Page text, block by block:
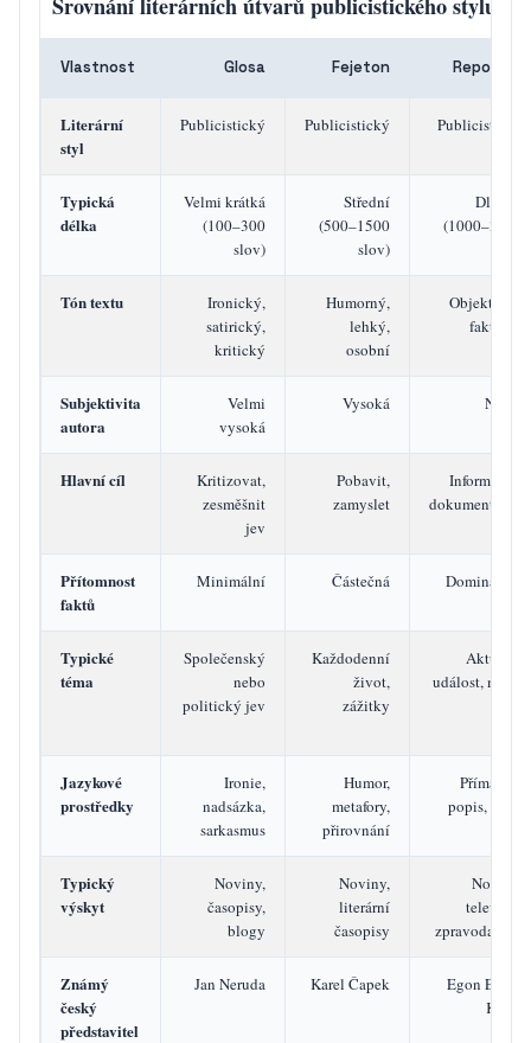
Vlastnost Glosa Fejeton Reportáž
Literární
styl
Publicistický Publicistický Publicistický
Typická
délka
Velmi krátká
(100–300
slov)
Střední
(500–1500
slov)
Dlouhá
(1000–3000
Tón textu
Ironický,
satirický,
kritický
Humorný,
lehký,
osobní
Objektivní,
faktický
Subjektivita
autora
Velmi
vysoká
Vysoká Nízká
Hlavní cíl
Kritizovat,
zesměšnit
jev
Pobavit,
zamyslet
Informovat,
dokumentovat
Přítomnost
faktů
Minimální Částečná Dominantní
Typické
téma
Společenský
nebo
politický jev
Každodenní
život,
zážitky
Aktuální
událost, místo
Jazykové
prostředky
Ironie,
nadsázka,
sarkasmus
Humor,
metafory,
přirovnání
Přímá řeč,
popis, fakta
Typický
výskyt
Noviny,
časopisy,
blogy
Noviny,
literární
časopisy
Noviny,
televizní
zpravodajství
Známý
český
představitel
Jan Neruda Karel Čapek
Egon Erwin
Kisch